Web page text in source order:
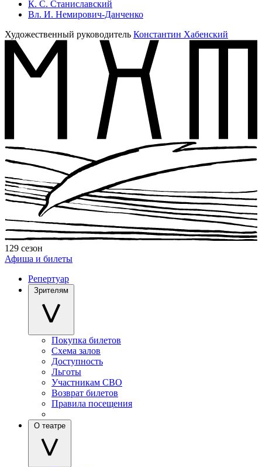
К. С. Станиславский
Вл. И. Немирович-Данченко
Художественный руководитель Константин Хабенский
129 сезон
Афиша и билеты
Репертуар
Зрителям
Покупка билетов
Схема залов
Доступность
Льготы
Участникам СВО
Возврат билетов
Правила посещения
О театре